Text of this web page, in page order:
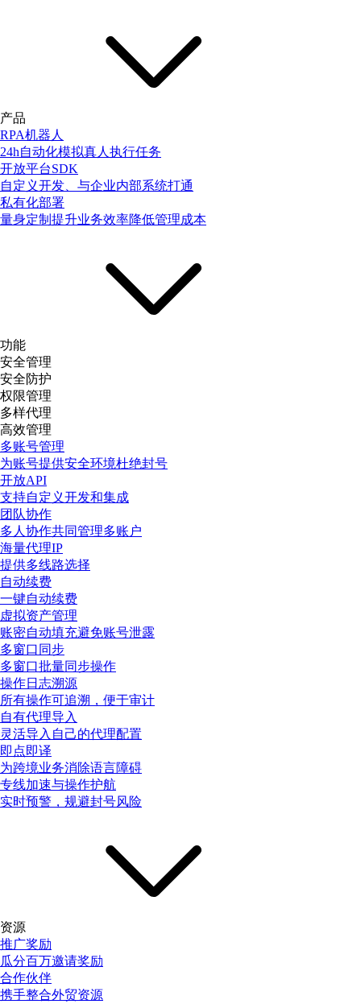
产品
RPA机器人
24h自动化模拟真人执行任务
开放平台SDK
自定义开发、与企业内部系统打通
私有化部署
量身定制提升业务效率降低管理成本
功能
安全管理
安全防护
权限管理
多样代理
高效管理
多账号管理
为账号提供安全环境杜绝封号
开放API
支持自定义开发和集成
团队协作
多人协作共同管理多账户
海量代理IP
提供多线路选择
自动续费
一键自动续费
虚拟资产管理
账密自动填充避免账号泄露
多窗口同步
多窗口批量同步操作
操作日志溯源
所有操作可追溯，便于审计
自有代理导入
灵活导入自己的代理配置
即点即译
为跨境业务消除语言障碍
专线加速与操作护航
实时预警，规避封号风险
资源
推广奖励
瓜分百万邀请奖励
合作伙伴
携手整合外贸资源